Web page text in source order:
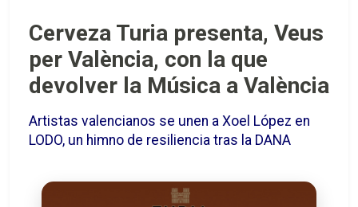
Cerveza Turia presenta, Veus
per València, con la que
devolver la Música a València
Artistas valencianos se unen a Xoel López en
LODO, un himno de resiliencia tras la DANA